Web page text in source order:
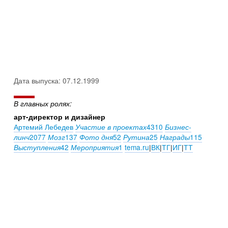
Дата выпуска: 07.12.1999
В главных ролях:
арт-директор и дизайнер
Артемий Лебедев Участие в проектах4310 Бизнес-
линч2077 Мозг137 Фото дня52 Рутина25 Награды115
Выступления42 Мероприятия1 tema.ru|ВК|ТГ|ИГ|ТТ